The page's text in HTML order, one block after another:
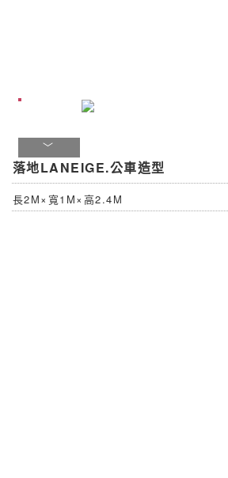
落地LANEIGE.公車造型
長2M×寬1M×高2.4M